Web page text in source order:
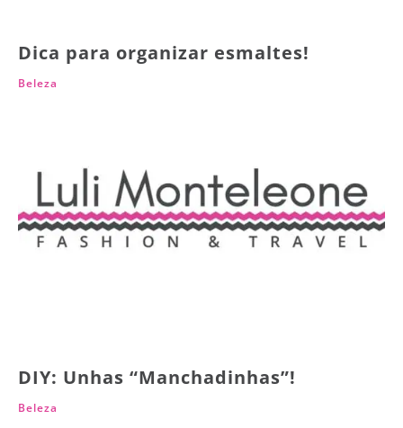
Dica para organizar esmaltes!
Beleza
DIY: Unhas “Manchadinhas”!
Beleza